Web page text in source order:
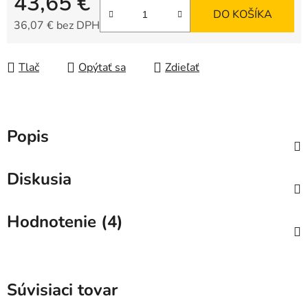
36,07 € bez DPH
DO KOŠÍKA
Tlač Opýtať sa Zdieľať
Popis
Diskusia
Hodnotenie (4)
Súvisiaci tovar